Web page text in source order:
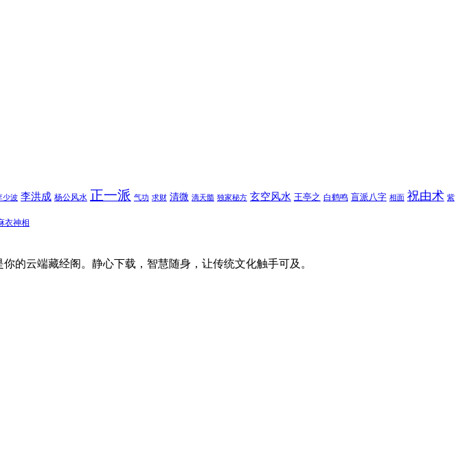
少波 李洪成 杨公风水 正一派 气功 求财 清微 滴天髓 独家秘方 玄空风水 王亭之 白鹤鸣 盲派八字 相面 祝由术 紫
衣神相
的云端藏经阁。静心下载，智慧随身，让传统文化触手可及。